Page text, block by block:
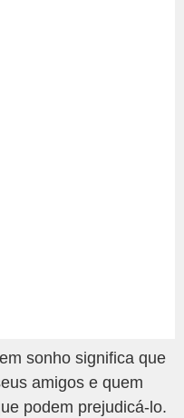
sonho significa que
amigos e quem
podem prejudicá-lo.